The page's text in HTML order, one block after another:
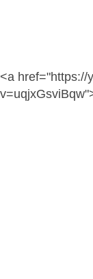
<a href="https://